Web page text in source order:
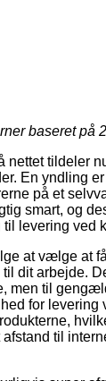
baseret på
nettet tildeler
En yndling
på et
smart, og
levering ved
at vælge at
dit arbejde.
men til
for levering
til